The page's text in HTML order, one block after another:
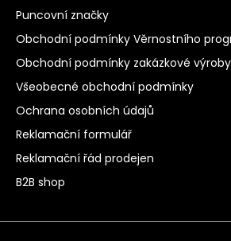
Puncovní značky
Obchodní podmínky Věrnostního
Obchodní podmínky zakázkové výroby
Všeobecné obchodní podmínky
Ochrana osobních údajů
Reklamační formulář
Reklamační řád prodejen
B2B shop